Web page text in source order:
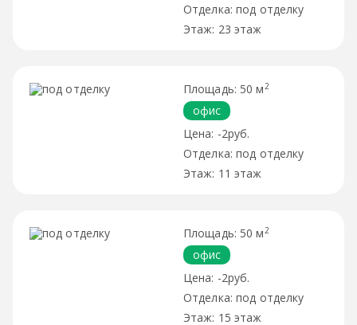
под отделку
23 этаж
50 м 2
офис
-2руб.
под отделку
11 этаж
50 м 2
офис
-2руб.
под отделку
15 этаж